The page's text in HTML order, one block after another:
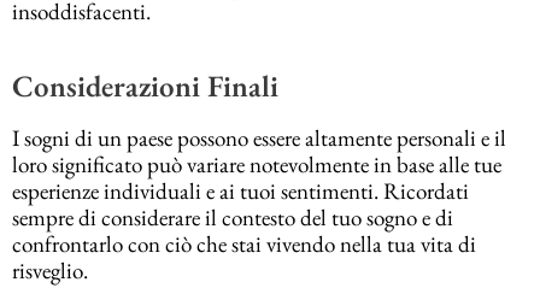
insoddisfacenti.
Considerazioni Finali
I sogni di un paese possono essere altamente personali e il
loro significato può variare notevolmente in base alle tue
esperienze individuali e ai tuoi sentimenti. Ricordati
sempre di considerare il contesto del tuo sogno e di
confrontarlo con ciò che stai vivendo nella tua vita di
risveglio.